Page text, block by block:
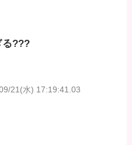
る???
21(水) 17:19:41.03